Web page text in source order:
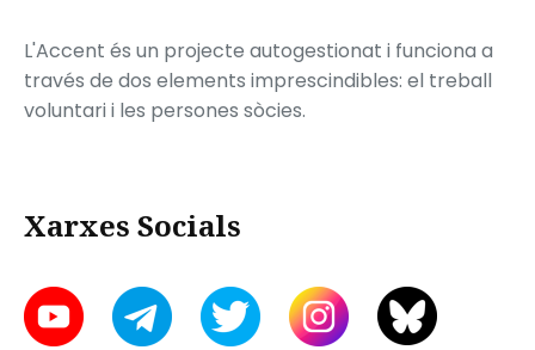
L'Accent és un projecte autogestionat i funciona a
través de dos elements imprescindibles: el treball
voluntari i les persones sòcies.
Xarxes Socials